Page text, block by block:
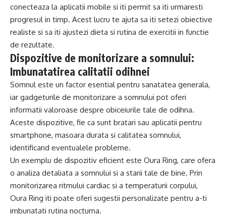
conecteaza la aplicatii mobile si iti permit sa iti urmaresti
progresul in timp. Acest lucru te ajuta sa iti setezi obiective
realiste si sa iti ajustezi dieta si rutina de exercitii in functie
de rezultate.
Dispozitive de monitorizare a somnului:
Imbunatatirea calitatii odihnei
Somnul este un factor esential pentru sanatatea generala,
iar gadgeturile de monitorizare a somnului pot oferi
informatii valoroase despre obiceiurile tale de odihna.
Aceste dispozitive, fie ca sunt bratari sau aplicatii pentru
smartphone, masoara durata si calitatea somnului,
identificand eventualele probleme.
Un exemplu de dispozitiv eficient este Oura Ring, care ofera
o analiza detaliata a somnului si a starii tale de bine. Prin
monitorizarea ritmului cardiac si a temperaturii corpului,
Oura Ring iti poate oferi sugestii personalizate pentru a-ti
imbunatati rutina nocturna.